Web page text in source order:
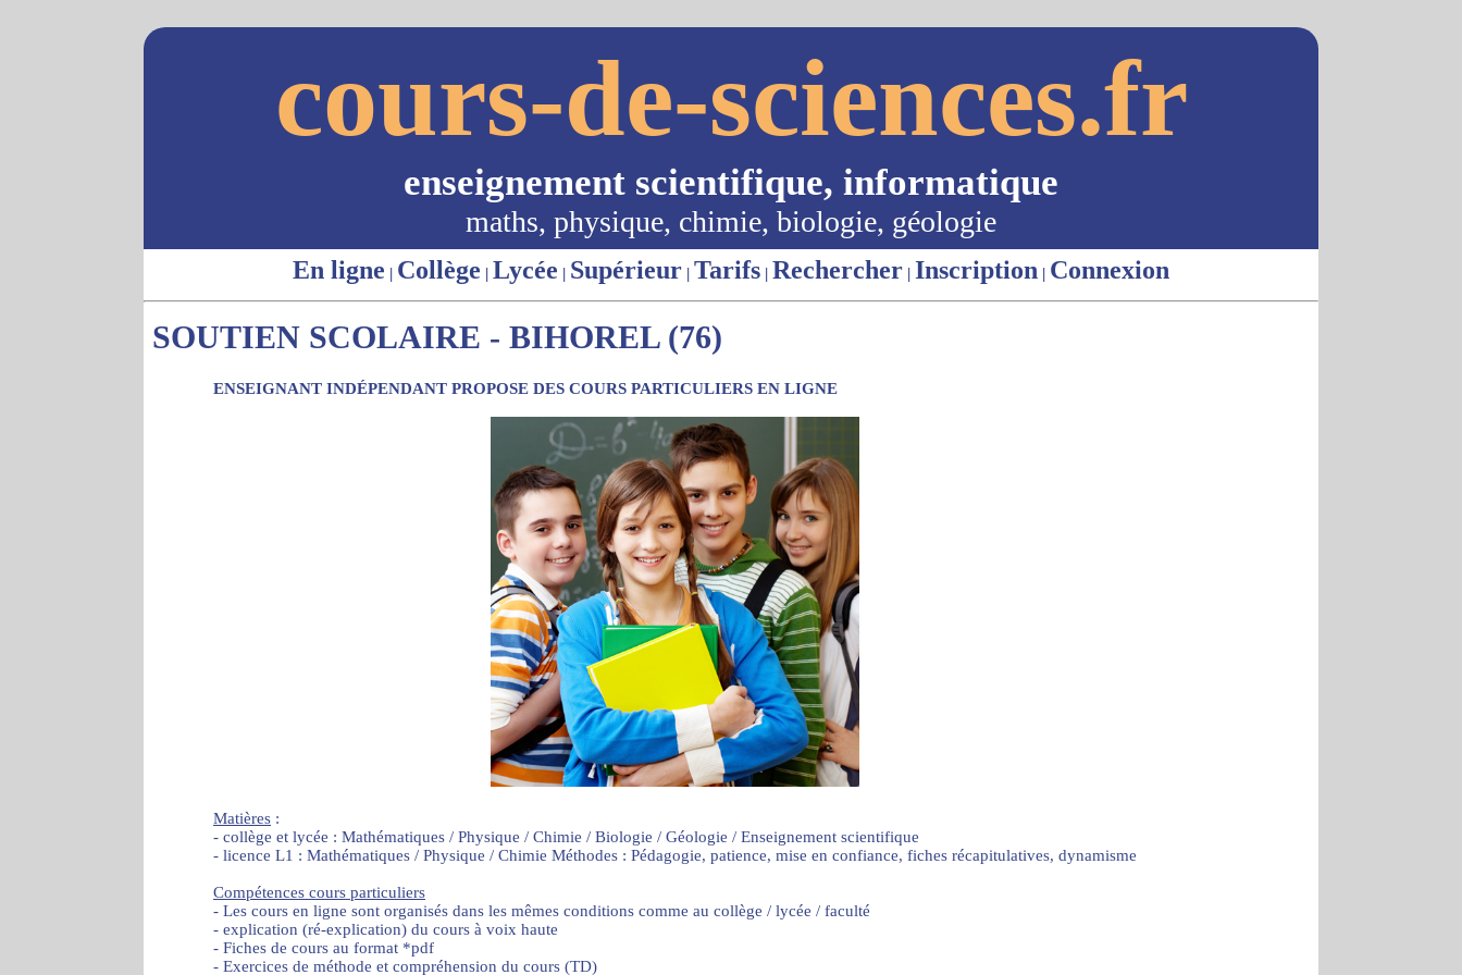
cours-de-sciences.fr
enseignement scientifique, informatique
maths, physique, chimie, biologie, géologie
En ligne | Collège | Lycée | Supérieur | Tarifs | Rechercher | Inscription | Connexion
SOUTIEN SCOLAIRE - BIHOREL (76)
ENSEIGNANT INDÉPENDANT PROPOSE DES COURS PARTICULIERS EN LIGNE
Matières :
- collège et lycée : Mathématiques / Physique / Chimie / Biologie / Géologie / Enseignement scientifique
- licence L1 : Mathématiques / Physique / Chimie Méthodes : Pédagogie, patience, mise en confiance, fiches récapitulatives, dynamisme
Compétences cours particuliers
- Les cours en ligne sont organisés dans les mêmes conditions comme au collège / lycée / faculté
- explication (ré-explication) du cours à voix haute
- Fiches de cours au format *pdf
- Exercices de méthode et compréhension du cours (TD)